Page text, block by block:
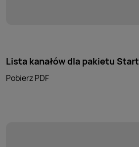
Lista kanałów dla pakietu Start
Pobierz PDF